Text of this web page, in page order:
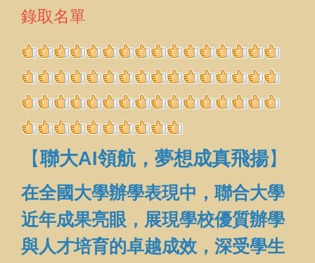
錄取名單
【聯大AI領航，夢想成真飛揚】
在全國大學辦學表現中，聯合大學
近年成果亮眼，展現學校優質辦學
與人才培育的卓越成效 ，深受學生